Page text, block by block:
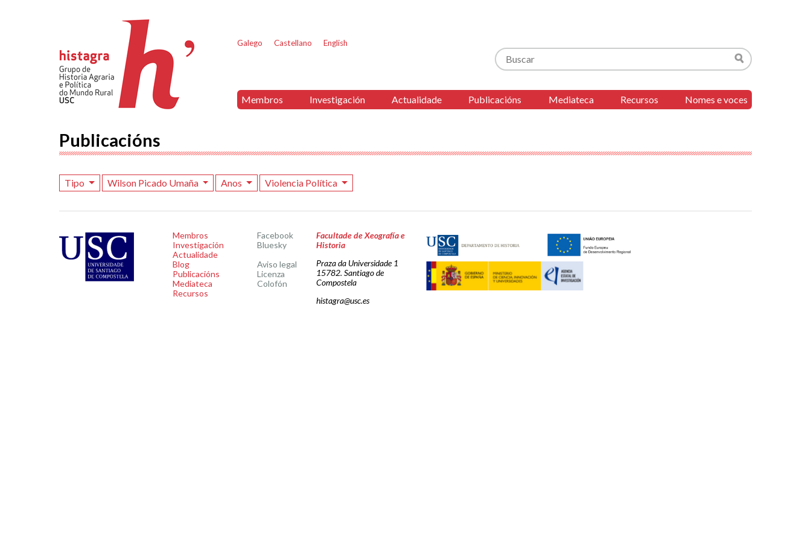
Galego Castellano English
Buscar
Buscar
Membros Investigación Actualidade Publicacións Mediateca Recursos Nomes e voces
Publicacións
Tipo Wilson Picado Umaña Anos Violencia Política
Membros
Investigación
Actualidade
Blog
Publicacións
Mediateca
Recursos
Facebook
Bluesky
Aviso legal
Licenza
Colofón
Facultade de Xeografía e
Historia
Praza da Universidade 1
15782. Santiago de
Compostela
histagra@usc.es